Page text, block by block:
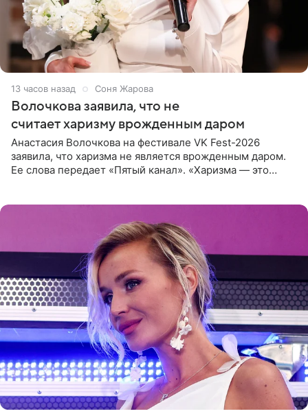
13 часов назад Соня Жарова
Волочкова заявила, что не
считает харизму врожденным даром
Анастасия Волочкова на фестивале VK Fest-2026
заявила, что харизма не является врожденным даром.
Ее слова передает «Пятый канал». «Харизма — это